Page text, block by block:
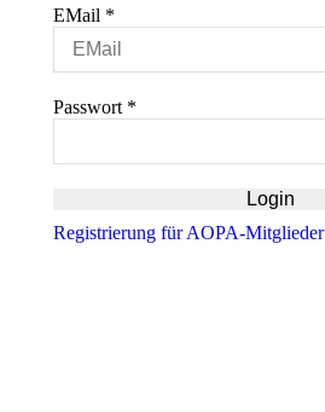
EMail *
Passwort *
Registrierung für AOPA-Mitglieder